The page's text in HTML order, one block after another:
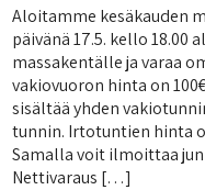
Aloitamme kesäkauden
päivänä 17.5. kello 18.00
massakentälle ja varaa
vakiovuoron hinta on
sisältää yhden
tunnin. Irtotuntien hinta
Samalla voit ilmoittaa
Nettivaraus […]